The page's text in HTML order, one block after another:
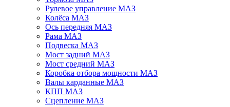
Рулевое управление МАЗ
Колёса МАЗ
Ось передняя МАЗ
Рама МАЗ
Подвеска МАЗ
Мост задний МАЗ
Мост средний МАЗ
Коробка отбора мощности МАЗ
Валы карданные МАЗ
КПП МАЗ
Сцепление МАЗ